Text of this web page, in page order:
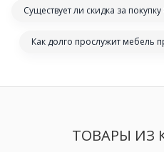
Существует ли скидка за
Как долго прослужит мебель
ТОВАРЫ ИЗ